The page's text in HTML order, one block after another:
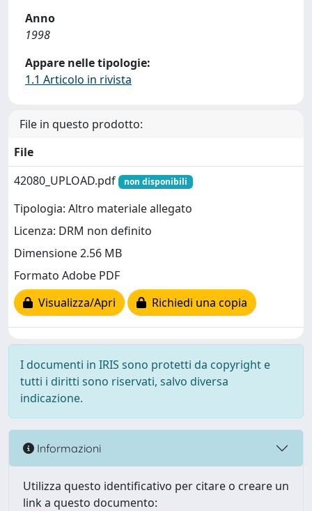
Anno
1998
Appare nelle tipologie:
1.1 Articolo in rivista
File in questo prodotto:
File
42080_UPLOAD.pdf
non disponibili
Tipologia: Altro materiale allegato
Licenza: DRM non definito
Dimensione 2.56 MB
Formato Adobe PDF
Visualizza/Apri
Richiedi una copia
I documenti in IRIS sono protetti da copyright e
tutti i diritti sono riservati, salvo diversa
indicazione.
Informazioni
Utilizza questo identificativo per citare o creare un
link a questo documento: